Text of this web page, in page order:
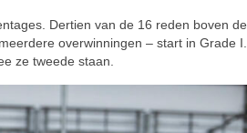
Dertien van de 16 reden boven de
overwinningen – start in Grade I.
ze tweede staan.